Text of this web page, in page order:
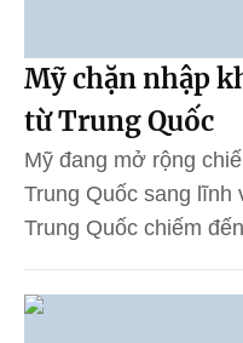
Mỹ chặn nhập
từ Trung Quốc
Mỹ đang mở rộng
Trung Quốc sang
Trung Quốc chiếm